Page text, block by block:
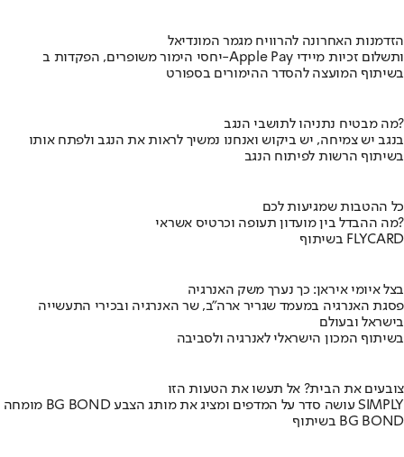
הזדמנות האחרונה להרוויח מגמר המונדיאל
יחסי הימור משופרים, הפקדות ב-Apple Pay ותשלום זכיות מיידי
בשיתוף המועצה להסדר ההימורים בספורט
מה מבטיח נתניהו לתושבי הנגב?
בנגב יש צמיחה, יש ביקוש ואנחנו נמשיך לראות את הנגב ולפתח אותו
בשיתוף הרשות לפיתוח הנגב
כל ההטבות שמגיעות לכם
מה ההבדל בין מועדון תעופה וכרטיס אשראי?
בשיתוף FLYCARD
בצל איומי איראן: כך נערך משק האנרגיה
פסגת האנרגיה במעמד שגריר ארה"ב, שר האנרגיה ובכירי התעשייה
בישראל ובעולם
בשיתוף המכון הישראלי לאנרגיה ולסביבה
צובעים את הבית? אל תעשו את הטעות הזו
מומחה BG BOND עושה סדר על המדפים ומציג את מותג הצבע SIMPLY
בשיתוף BG BOND